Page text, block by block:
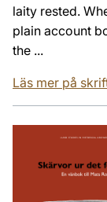
laity rested.
plain account
the ...
Läs mer på